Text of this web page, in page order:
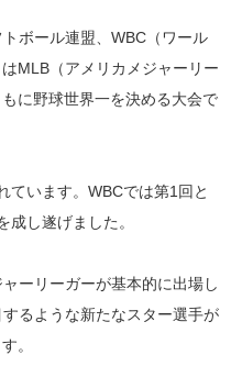
ボール連盟、WBC（ワール
MLB（アメリカメジャーリー
に野球世界一を決める大会で
ています。WBCでは第1回と
し遂げました。
ーリーガーが基本的に出場し
るような新たなスター選手が
。